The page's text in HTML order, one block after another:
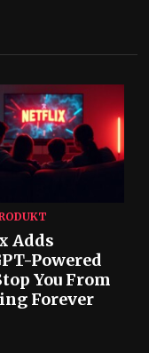
Adds
Powered
You From
Forever